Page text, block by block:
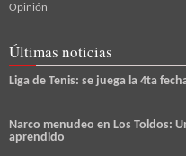
Opinión
Últimas noticias
Liga de Tenis: se juega la 4ta
Narco menudeo en Los Toldos:
aprendido